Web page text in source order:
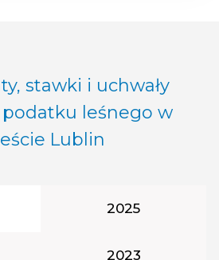
stawki i uchwały
leśnego w
Lublin
Rok podatkowy:
2025
Rok podatkowy:
2023